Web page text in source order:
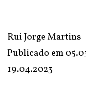
Rui Jorge Martins
Publicado em
19.04.2023